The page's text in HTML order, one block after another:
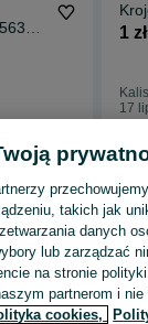
1 zł
17
i Przemysł
Piece do pizzy - Kalisz
takich jak
danych
lub zarządzać
na stronie
partnerom i nie
cookies,